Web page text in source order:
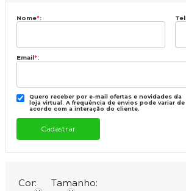
Nome*:
Email*:
Quero receber por e-mail ofertas e novidades da
loja virtual. A frequência de envios pode variar de
acordo com a interação do cliente.
Cor: Tamanho: